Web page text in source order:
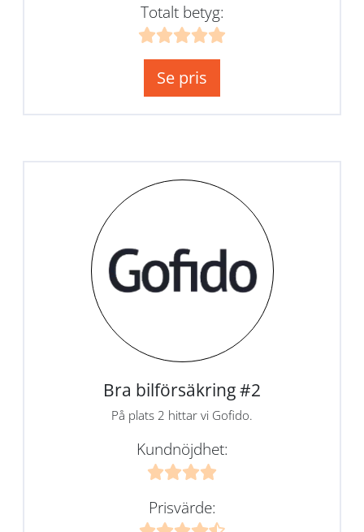
Totalt betyg:
Se pris
Bra bilförsäkring #2
På plats 2 hittar vi Gofido.
Kundnöjdhet:
Prisvärde: